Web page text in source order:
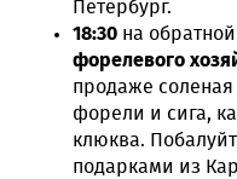
Петербург.
18:30 на
форелевого
продаже
форели и сига,
клюква.
подарками из